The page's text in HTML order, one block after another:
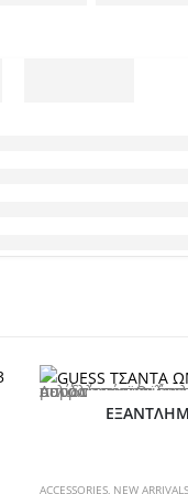
Αυτό το προϊόν έχει πολλαπλές παραλλαγές. Οι επιλογές μπορούν να επιλεγούν στη σελίδα του
ACCESSORIES, NEW